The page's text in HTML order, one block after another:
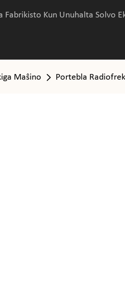
Kun Unuhalta Solvo
Maŝino Portebla